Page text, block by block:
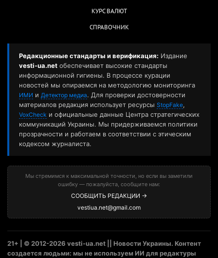
КУРС ВАЛЮТ
СПРАВОЧНИК
Редакционные стандарты и верификация: Издание
vesti-ua.net обеспечивает высокие стандарты
информационной гигиены. В процессе курации
новостей мы опираемся на методологию мониторинга
ИМИ и Детектор медиа. Для проверки достоверности
материалов редакция использует ресурсы StopFake,
VoxCheck и официальные данные Центра стратегических
коммуникаций Украины. Мы придерживаемся политики
прозрачности и работаем в соответствии с этическим
кодексом журналиста.
Мы стремимся к максимальной точности, но если вы заметили
ошибку — пожалуйста, сообщите нам:
СООБЩИТЬ РЕДАКЦИИ →
vestiua.net@gmail.com
21+ | © 2012-2026 vesti-ua.net || Новости Украины. Контент
создается людьми: мы не используем ИИ для редактуры